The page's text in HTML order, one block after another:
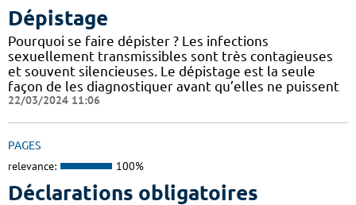
Dépistage
Pourquoi se faire dépister ? Les infections
sexuellement transmissibles sont très contagieuses
et souvent silencieuses. Le dépistage est la seule
façon de les diagnostiquer avant qu’elles ne puissent
22/03/2024 11:06
PAGES
relevance: 100%
Déclarations obligatoires